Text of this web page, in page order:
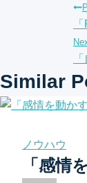
Similar
ノウハウ
「感情